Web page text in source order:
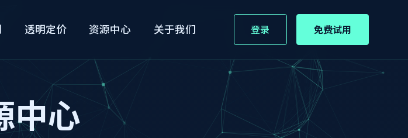
透明定价 资源中心 关于我们 登录 免费试用
中心